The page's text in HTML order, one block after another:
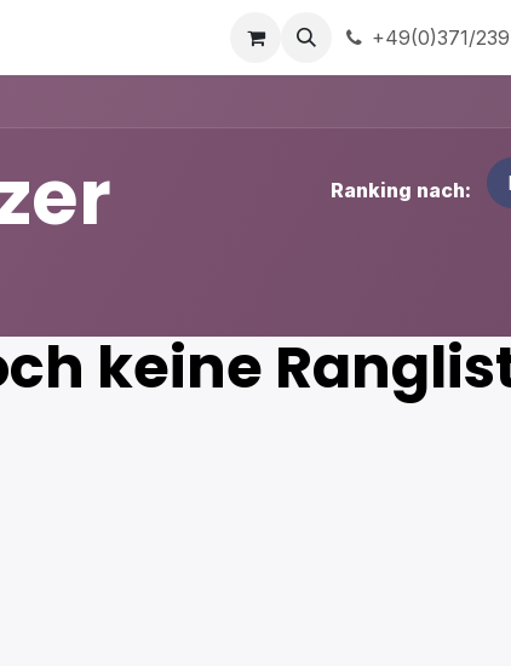
+49(0)371/
Ranking nach:
keine